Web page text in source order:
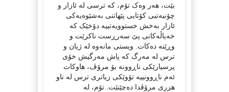
بێت، هەر وەک تۆم، کە ترسی لە ئازار و
چۆنیەتیی کۆتایی پێهاتنی بەشێوەیەکی
ئازار بەخش خستوویەتییە دۆخێک کە
خەیاڵەکانی پێ سەرڕست ناکرێت و
وڕێنە دەکات. ویستی مانەوە لە ژیان و
ترس لە مەرگ کە پاش مەرگیش خۆی
پرسیارێکی ناڕوونە بۆ مرۆڤ، هاوکات
ئەم ناڕوونییە تۆوێکی زیاتری ترس لە ناو
هزری مرۆڤدا دەچێنێت. تۆم، لە